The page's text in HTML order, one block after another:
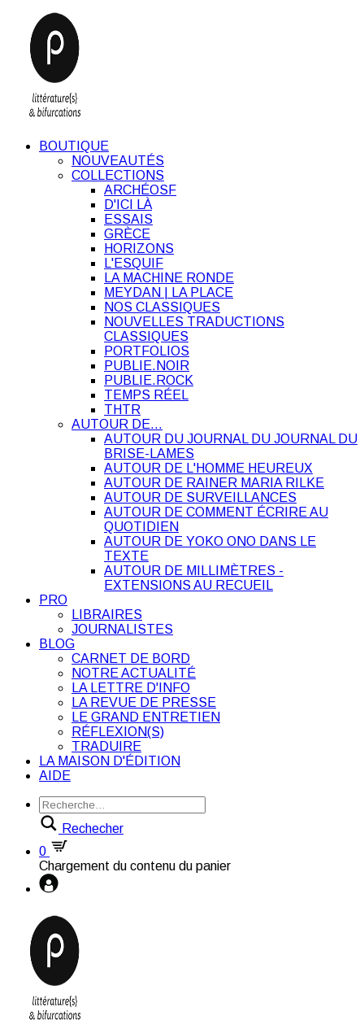
BOUTIQUE
NOUVEAUTÉS
COLLECTIONS
ARCHÉOSF
D'ICI LÀ
ESSAIS
GRÈCE
HORIZONS
L'ESQUIF
LA MACHINE RONDE
MEYDAN | LA PLACE
NOS CLASSIQUES
NOUVELLES TRADUCTIONS
CLASSIQUES
PORTFOLIOS
PUBLIE.NOIR
PUBLIE.ROCK
TEMPS RÉEL
THTR
AUTOUR DE…
AUTOUR DU JOURNAL DU JOURNAL DU
BRISE-LAMES
AUTOUR DE L'HOMME HEUREUX
AUTOUR DE RAINER MARIA RILKE
AUTOUR DE SURVEILLANCES
AUTOUR DE COMMENT ÉCRIRE AU
QUOTIDIEN
AUTOUR DE YOKO ONO DANS LE
TEXTE
AUTOUR DE MILLIMÈTRES -
EXTENSIONS AU RECUEIL
PRO
LIBRAIRES
JOURNALISTES
BLOG
CARNET DE BORD
NOTRE ACTUALITÉ
LA LETTRE D'INFO
LA REVUE DE PRESSE
LE GRAND ENTRETIEN
RÉFLEXION(S)
TRADUIRE
LA MAISON D'ÉDITION
AIDE
Rechecher
0
Chargement du contenu du panier